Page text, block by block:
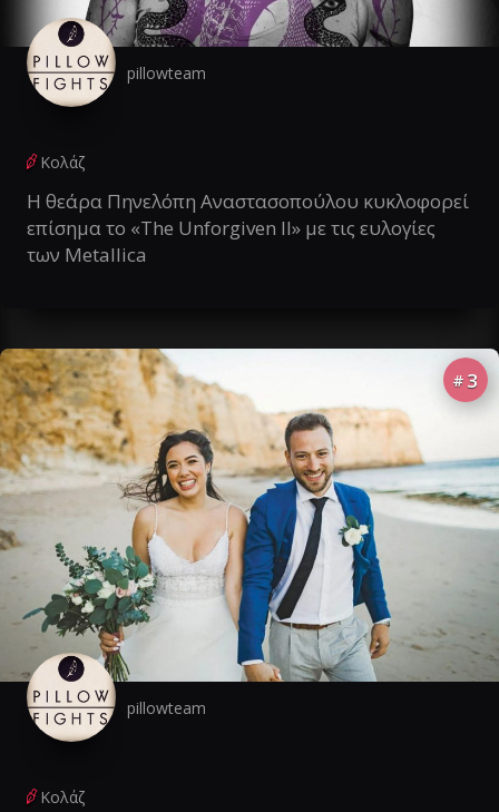
pillowteam
Κολάζ
Η θεάρα Πηνελόπη Αναστασοπούλου κυκλοφορεί
επίσημα το «The Unforgiven II» με τις ευλογίες
των Metallica
# 3
pillowteam
Κολάζ